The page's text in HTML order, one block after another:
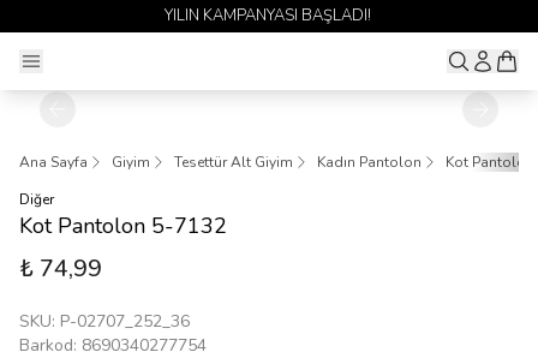
YILIN KAMPANYASI BAŞLADI!
Ana Sayfa Giyim Tesettür Alt Giyim Kadın Pantolon
Kot
Diğer
Kot Pantolon 5-7132
₺ 74,99
SKU: P-02707_252_36
Barkod: 8690340277754